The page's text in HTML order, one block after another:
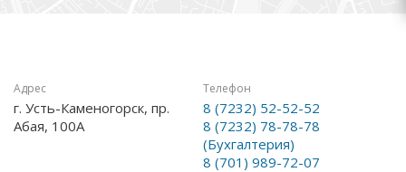
Адрес
г. Усть-Каменогорск, пр.
Абая, 100А
Телефон
8 (7232) 52-52-52
8 (7232) 78-78-78
(Бухгалтерия)
8 (701) 989-72-07